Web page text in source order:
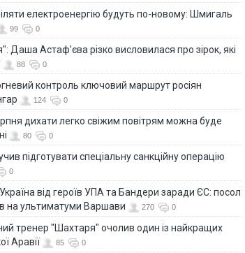
електроенергію будуть по-новому: Шмигаль
99 0
Даша Астаф'єва різко висловилася про зірок, які
88 0
контроль ключовий маршрут росіян
124 0
дихати легко свіжим повітрям можна буде
80 0
підготувати спеціальну санкційну операцію
0
від героїв УПА та Бандери заради ЄС: посол
на ультиматуми Варшави
270 0
тренер "Шахтаря" очолив один із найкращих
Аравії
85 0